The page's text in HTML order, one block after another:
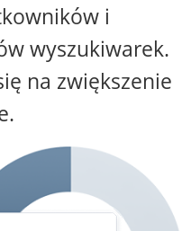
i
wyszukiwarek.
na zwiększenie